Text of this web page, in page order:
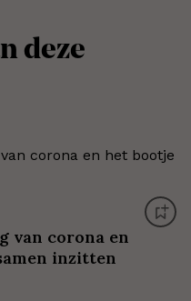
deze
van corona en
inzitten